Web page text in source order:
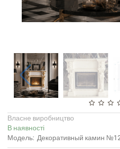
Власне виробництво
В наявності
Модель: Декоративный камин